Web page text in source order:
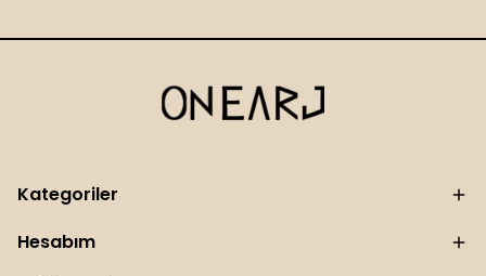
Kategoriler
Hesabım